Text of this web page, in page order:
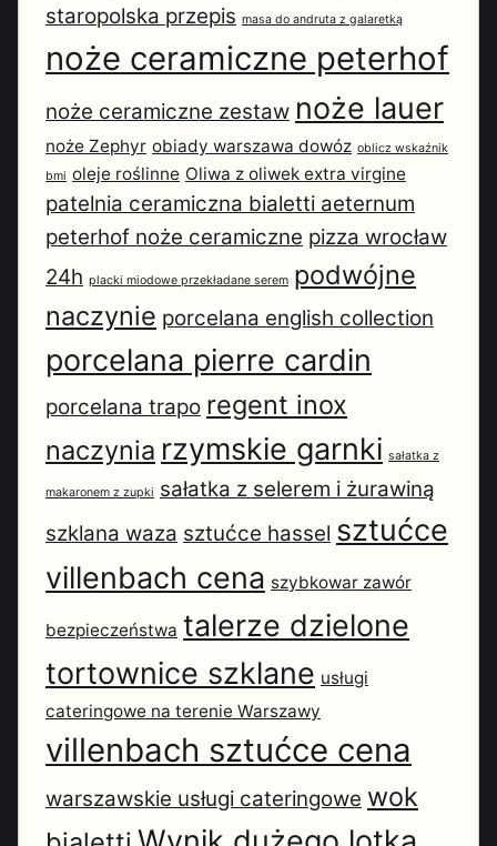
staropolska przepis masa do andruta z galaretką
noże ceramiczne peterhof
noże ceramiczne zestaw noże lauer
noże Zephyr obiady warszawa dowóz oblicz wskaźnik
bmi oleje roślinne Oliwa z oliwek extra virgine
patelnia ceramiczna bialetti aeternum
peterhof noże ceramiczne pizza wrocław
24h placki miodowe przekładane serem podwójne
naczynie porcelana english collection
porcelana pierre cardin
porcelana trapo regent inox
naczynia rzymskie garnki sałatka z
makaronem z zupki sałatka z selerem i żurawiną
szklana waza sztućce hassel sztućce
villenbach cena szybkowar zawór
bezpieczeństwa talerze dzielone
tortownice szklane usługi
cateringowe na terenie Warszawy
villenbach sztućce cena
warszawskie usługi cateringowe wok